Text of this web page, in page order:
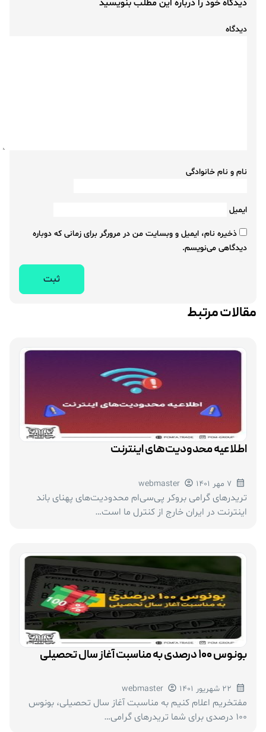
دیدگاه خود را درباره این مطلب بنویسید
دیدگاه
نام و نام خانوادگی
ایمیل
ذخیره نام، ایمیل و وبسایت من در مرورگر برای زمانی که دوباره
دیدگاهی می‌نویسم.
مقالات مرتبط
اطلاعیه محدودیت‌های اینترنت
7 مهر 1401 webmaster
تریدرهای گرامی بروکر پی‌سی‌ام محدودیت‌های پهنای باند
اینترنت در ایران خارج از کنترل ما است…
بونوس ۱۰۰ درصدی به مناسبت آغاز سال تحصیلی
22 شهریور 1401 webmaster
مفتخریم اعلام کنیم به مناسبت آغاز سال تحصیلی، بونوس
۱۰۰ درصدی برای شما تریدرهای گرامی…